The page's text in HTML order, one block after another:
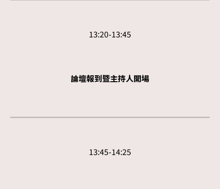
13:20-13:45
論壇報到暨主持人開場
13:45-14:25